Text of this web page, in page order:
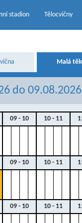
stadion Tělocvičny
Malá
do
09 - 10 10 - 11
09 - 10 10 - 11
09 - 10 10 - 11